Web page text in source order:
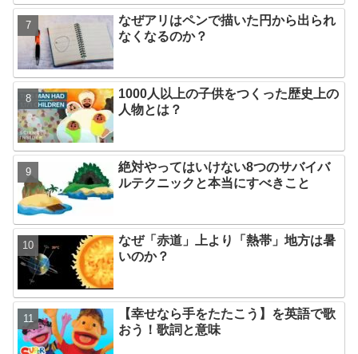
なぜアリはペンで描いた円から出られ
なくなるのか？
1000人以上の子供をつくった歴史上の
人物とは？
絶対やってはいけない8つのサバイバ
ルテクニックと本当にすべきこと
なぜ「赤道」上より「熱帯」地方は暑
いのか？
【幸せなら手をたたこう】を英語で歌
おう！歌詞と意味